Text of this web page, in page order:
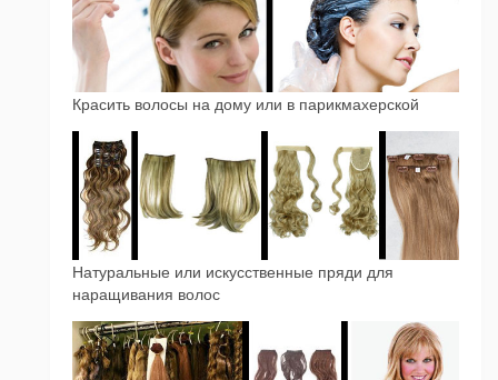
Красить волосы на дому или в парикмахерской
Натуральные или искусственные пряди для
наращивания волос